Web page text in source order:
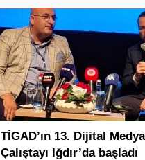
TİGAD’ın 13. Dijital Medya
Çalıştayı Iğdır’da başladı